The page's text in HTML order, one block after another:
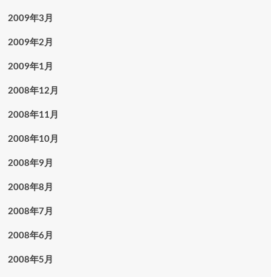
2009年3月
2009年2月
2009年1月
2008年12月
2008年11月
2008年10月
2008年9月
2008年8月
2008年7月
2008年6月
2008年5月